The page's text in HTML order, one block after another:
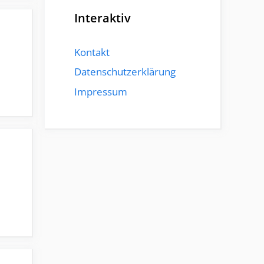
Interaktiv
Kontakt
Datenschutzerklärung
Impressum